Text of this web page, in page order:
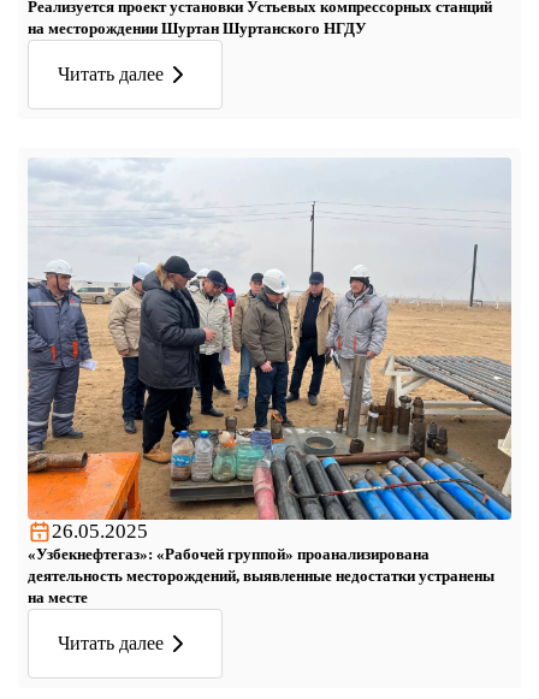
Реализуется проект установки Устьевых компрессорных станций
на месторождении Шуртан Шуртанского НГДУ
Читать далее
26.05.2025
«Узбекнефтегаз»: «Рабочей группой» проанализирована
деятельность месторождений, выявленные недостатки устранены
на месте
Читать далее